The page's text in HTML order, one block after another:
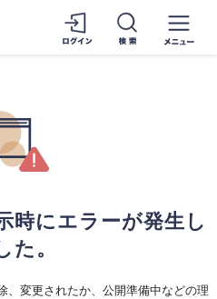
時にエラーが発生し
た。
、変更されたか、公開準備中などの理